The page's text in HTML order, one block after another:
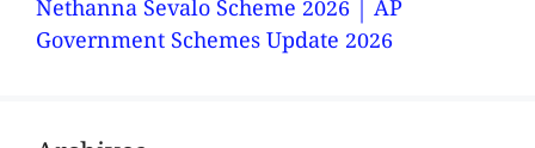
Nethanna Sevalo Scheme 2026 | AP
Government Schemes Update 2026